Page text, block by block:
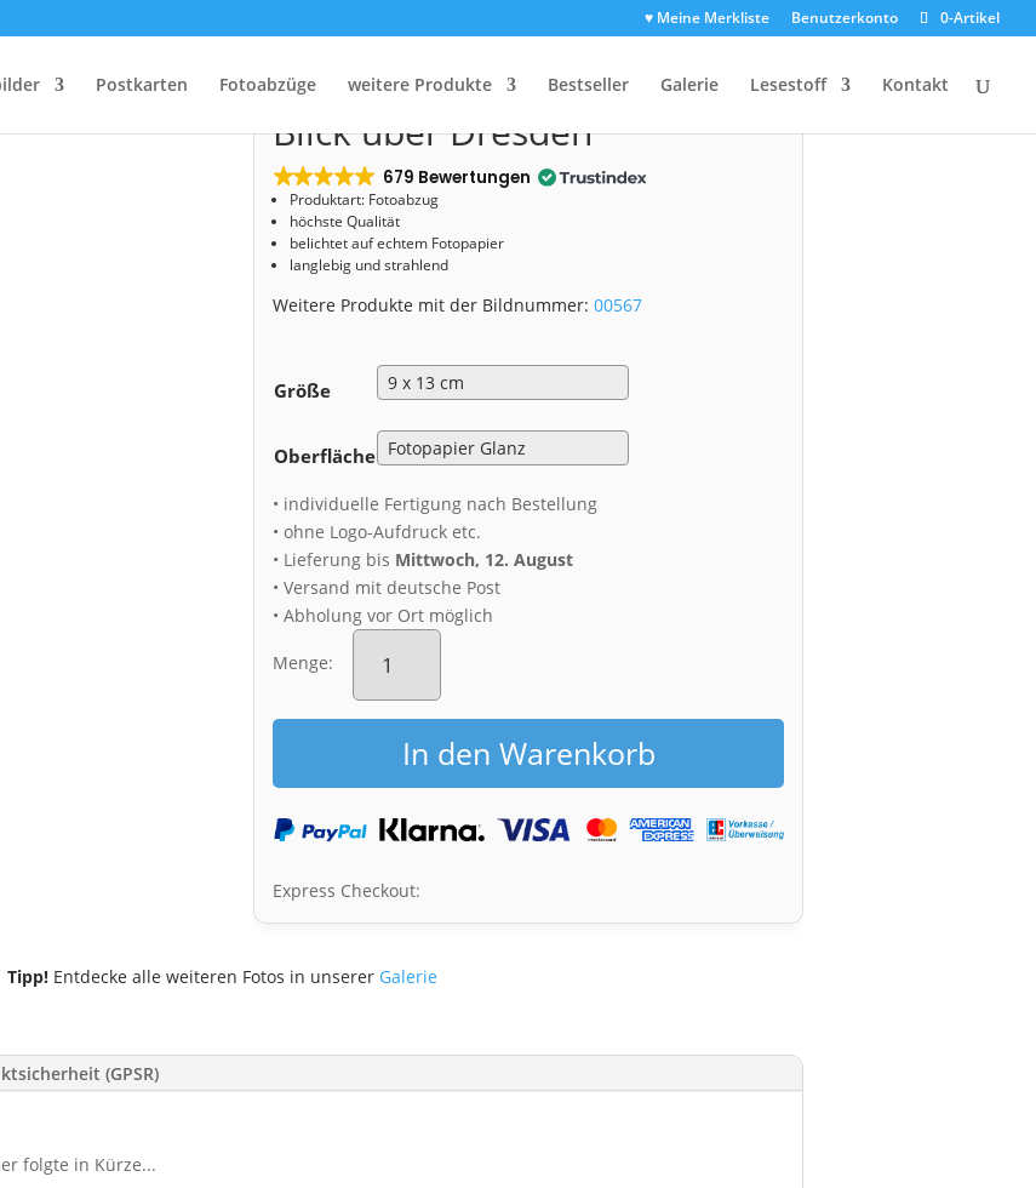
♥ Meine Merkliste Benutzerkonto 0-Artikel
Postkarten Fotoabzüge weitere Produkte Bestseller Galerie Lesestoff Kontakt
Start/Shop/Fotoabzug/ Fotoabzug (00567) Blick über Dresden
Fotoabzug (00567)
Blick über Dresden
679 Bewertungen
Produktart: Fotoabzug
höchste Qualität
belichtet auf echtem Fotopapier
langlebig und strahlend
Weitere Produkte mit der Bildnummer:00567
Größe
Oberfläche
• individuelle Fertigung nach Bestellung
• ohne Logo-Aufdruck etc.
• Lieferung bis Mittwoch, 12. August
• Versand mit deutsche Post
• Abholung vor Ort möglich
Menge:
Fotoabzug
(00567)
über
Dresden
MengeIn den Warenkorb
Express Checkout:
Tipp!Entdecke alle weiteren Fotos in unserer Galerie
(GPSR)
folgte in Kürze...